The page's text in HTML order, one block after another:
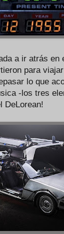
a ir atrás en
para
lo que
-los tres
DeLorean!